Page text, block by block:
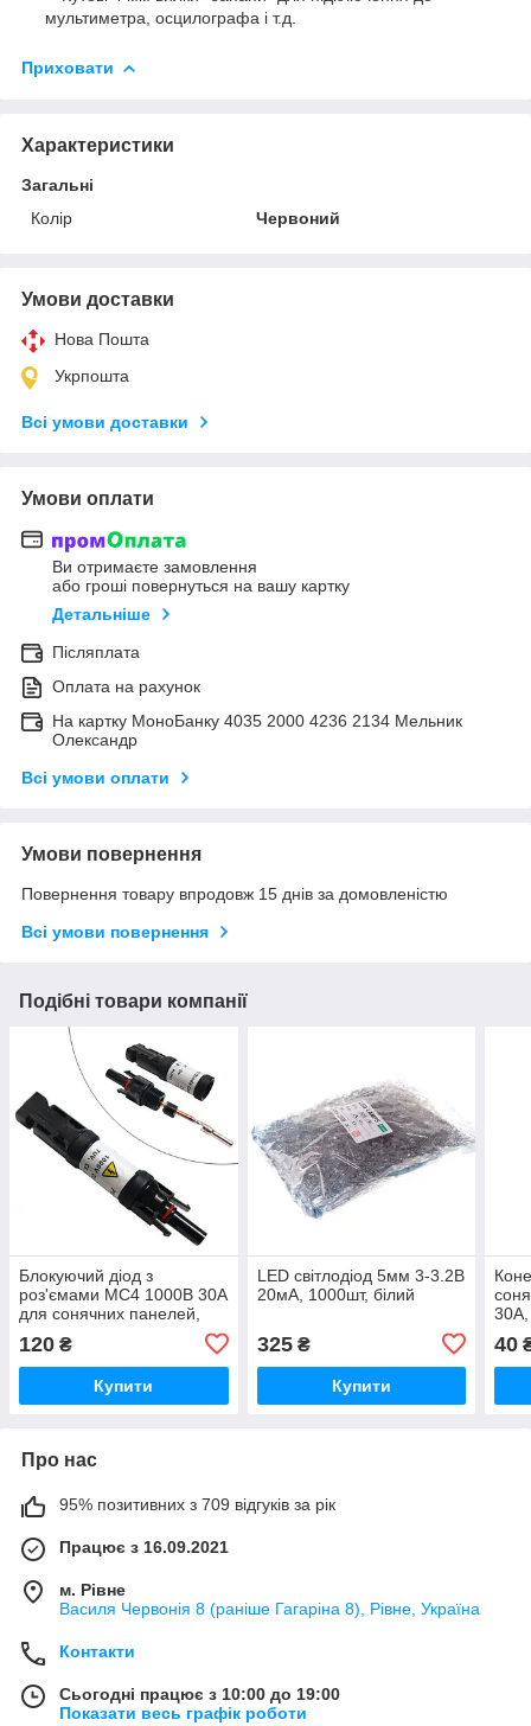
мультиметра, осцилографа і т.д.
Приховати
Характеристики
Загальні
Колір
Червоний
Умови доставки
Нова Пошта
Укрпошта
Всі умови доставки
Умови оплати
Ви отримаєте замовлення
або гроші повернуться на вашу картку
Детальніше
Післяплата
Оплата на рахунок
На картку МоноБанку 4035 2000 4236 2134 Мельник
Олександр
Всі умови оплати
Умови повернення
Повернення товару впродовж 15 днів за домовленістю
Всі умови повернення
Подібні товари компанії
Блокуючий діод з
роз'ємами MC4 1000В 30А
для сонячних панелей,
120 ₴
Купити
LED світлодіод 5мм 3-3.2В
20мА, 1000шт, білий
325₴
Купити
40
Про нас
95% позитивних з 709 відгуків за рік
Працює з 16.09.2021
м. Рівне
Василя Червонія 8 (раніше Гагаріна 8), Рівне, Україна
Контакти
Сьогодні працює з 10:00 до 19:00
Показати весь графік роботи